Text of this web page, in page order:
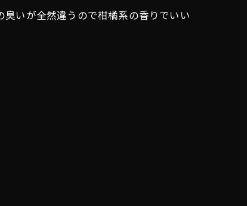
いが全然違うので柑橘系の香りでいい